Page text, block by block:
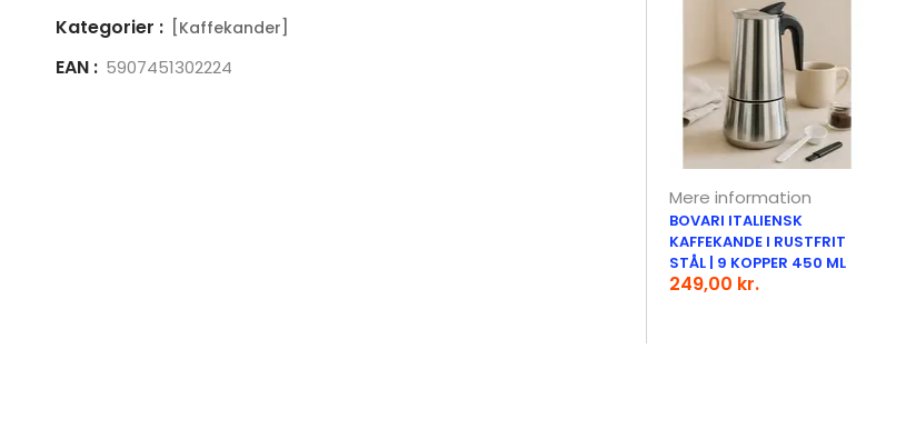
Kategorier : [Kaffekander]
EAN : 5907451302224
Mere information
BOVARI ITALIENSK
KAFFEKANDE I RUSTFRIT
STÅL | 9 KOPPER 450 ML
249,00 kr.